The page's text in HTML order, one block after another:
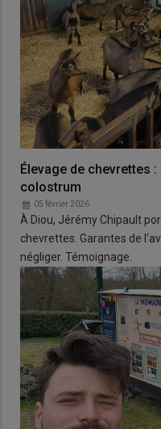
Élevage de chevrettes
colostrum
05 février 2026
À Diou, Jérémy Chipault
chevrettes. Garantes de
négliger. Témoignage.